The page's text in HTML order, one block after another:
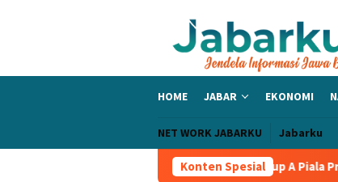
HOME JABAR EKONOMI
NET WORK JABARKU Jabarku
Konten Spesial
Bangga PERSIB Sapu Bersih Grup A Piala Presiden 2026,